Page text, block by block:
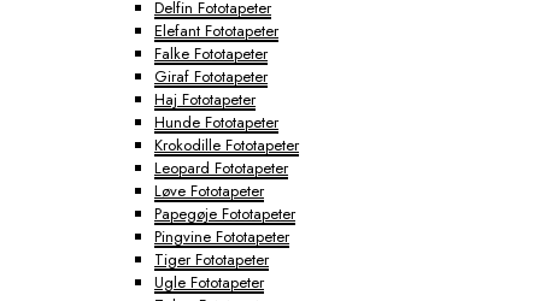
Delfin Fototapeter
Elefant Fototapeter
Falke Fototapeter
Giraf Fototapeter
Haj Fototapeter
Hunde Fototapeter
Krokodille Fototapeter
Leopard Fototapeter
Løve Fototapeter
Papegøje Fototapeter
Pingvine Fototapeter
Tiger Fototapeter
Ugle Fototapeter